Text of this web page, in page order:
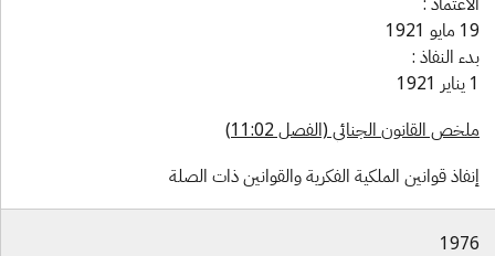
النفاذ :
القانون الجنائي (الفصل 11:02)
قوانين الملكية الفكرية والقوانين ذات الصلة